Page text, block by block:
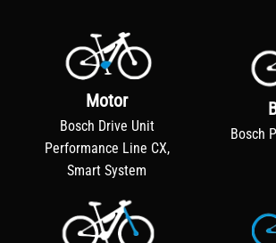
Motor
Bosch Drive Unit
Performance Line CX,
Smart System
Bosch